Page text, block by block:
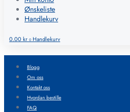
Ønskeliste
Handlekurv
0.00kr 0 Handlekurv
Blogg
Om oss
Kontakt oss
Hvordan bestille
FAQ